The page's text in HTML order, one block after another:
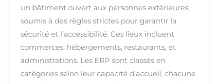
un bâtiment ouvert aux personnes extérieures,
soumis à des règles strictes pour garantir la
sécurité et l’accessibilité. Ces lieux incluent
commerces, hébergements, restaurants, et
administrations. Les ERP sont classés en
catégories selon leur capacité d’accueil, chacune